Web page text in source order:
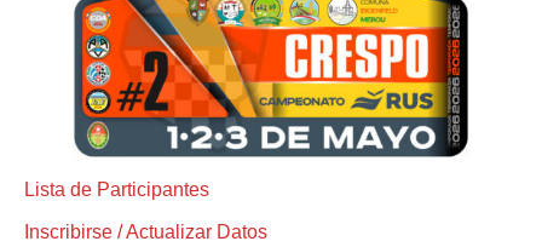
Lista de Participantes
Inscribirse / Actualizar Datos